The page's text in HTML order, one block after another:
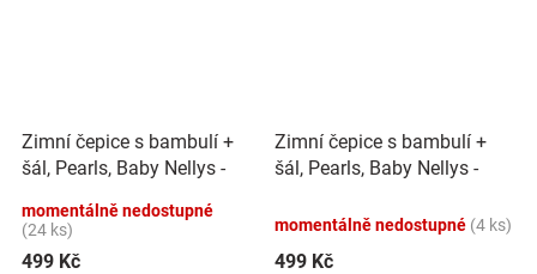
Zimní čepice s bambulí +
šál, Pearls, Baby Nellys -
momentálně nedostupné
(24 ks)
499 Kč
Zimní čepice s bambulí +
šál, Pearls, Baby Nellys -
momentálně nedostupné (4 ks)
499 Kč